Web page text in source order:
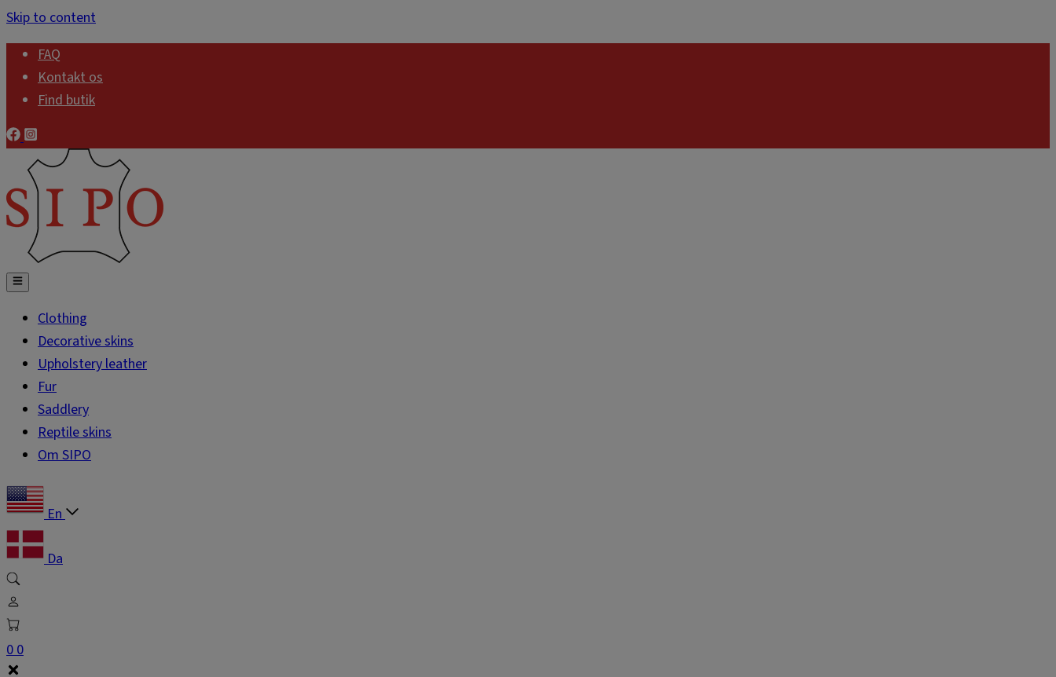
Skip to content
FAQ
Kontakt os
Find butik
Clothing
Decorative skins
Upholstery leather
Fur
Saddlery
Reptile skins
Om SIPO
En
Da
00